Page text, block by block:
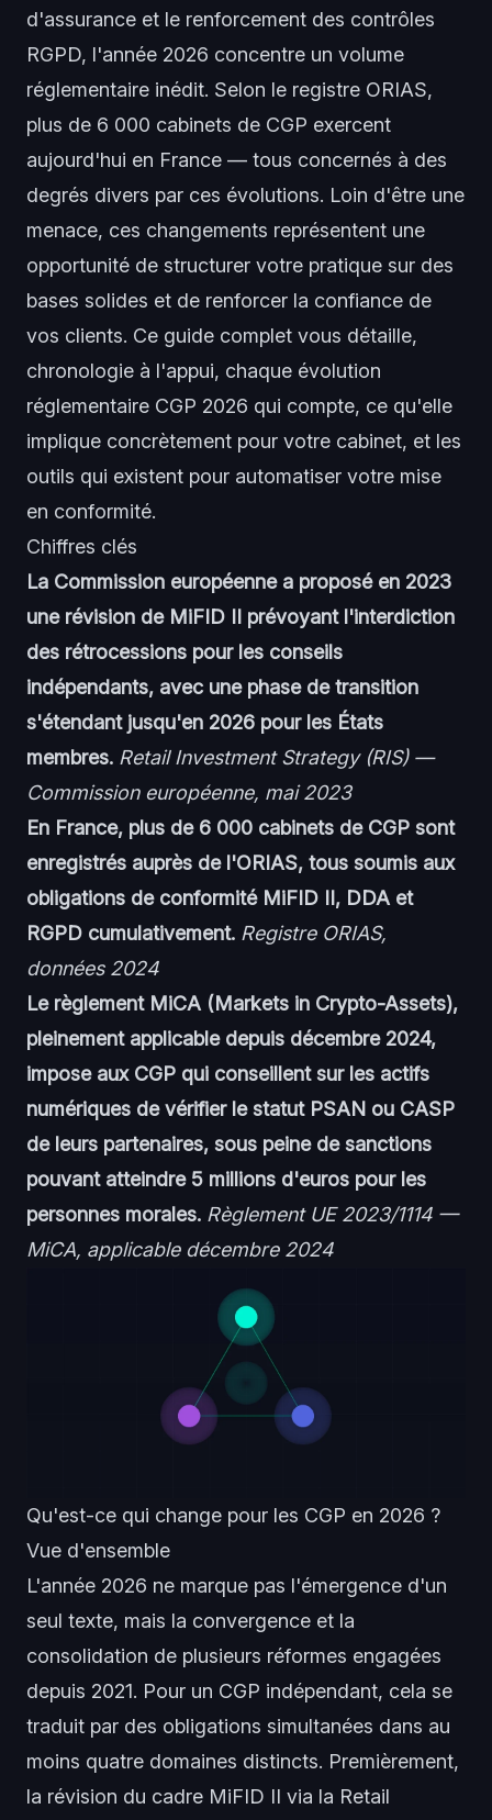
d'assurance et le renforcement des contrôles
RGPD, l'année 2026 concentre un volume
réglementaire inédit. Selon le registre ORIAS,
plus de 6 000 cabinets de CGP exercent
aujourd'hui en France — tous concernés à des
degrés divers par ces évolutions. Loin d'être une
menace, ces changements représentent une
opportunité de structurer votre pratique sur des
bases solides et de renforcer la confiance de
vos clients. Ce guide complet vous détaille,
chronologie à l'appui, chaque évolution
réglementaire CGP 2026 qui compte, ce qu'elle
implique concrètement pour votre cabinet, et les
outils qui existent pour automatiser votre mise
en conformité.
Chiffres clés
La Commission européenne a proposé en 2023
une révision de MiFID II prévoyant l'interdiction
des rétrocessions pour les conseils
indépendants, avec une phase de transition
s'étendant jusqu'en 2026 pour les États
membres. Retail Investment Strategy (RIS) —
Commission européenne, mai 2023
En France, plus de 6 000 cabinets de CGP sont
enregistrés auprès de l'ORIAS, tous soumis aux
obligations de conformité MiFID II, DDA et
RGPD cumulativement. Registre ORIAS,
données 2024
Le règlement MiCA (Markets in Crypto-Assets),
pleinement applicable depuis décembre 2024,
impose aux CGP qui conseillent sur les actifs
numériques de vérifier le statut PSAN ou CASP
de leurs partenaires, sous peine de sanctions
pouvant atteindre 5 millions d'euros pour les
personnes morales. Règlement UE 2023/1114 —
MiCA, applicable décembre 2024
Qu'est-ce qui change pour les CGP en 2026 ?
Vue d'ensemble
L'année 2026 ne marque pas l'émergence d'un
seul texte, mais la convergence et la
consolidation de plusieurs réformes engagées
depuis 2021. Pour un CGP indépendant, cela se
traduit par des obligations simultanées dans au
moins quatre domaines distincts. Premièrement,
la révision du cadre MiFID II via la Retail